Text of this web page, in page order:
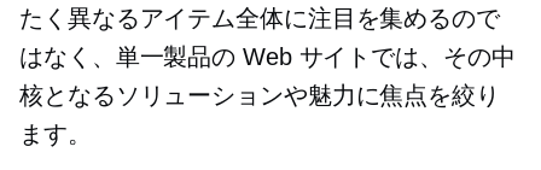
たく異なるアイテム全体に注目を集めるので
はなく、単一製品の Web サイトでは、その中
核となるソリューションや魅力に焦点を絞り
ます。